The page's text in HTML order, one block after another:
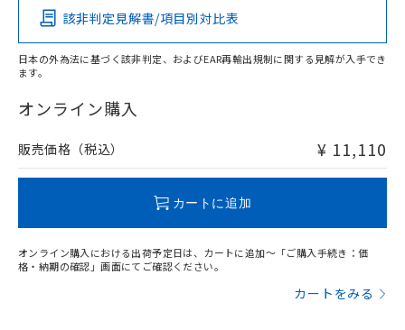
O
在庫等で未対応品が混在する可能性があります。
問い合わせください。
該非判定見解書/項目別対比表
日本の外為法に基づく該非判定、およびEAR再輸出規制に関する見解が入手でき
ます。
オンライン購入
販売価格（税込） ¥ 11,110
カートに追加
オンライン購入における出荷予定日は、カートに追加～「ご購入手続き：価
格・納期の確認」画面にてご確認ください。
カートをみる